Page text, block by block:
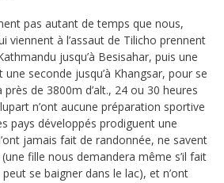
pas autant de temps que nous,
viennent à l’assaut de Tilicho prennent
jusqu’à Besisahar, puis une
une seconde jusqu’à Khangsar, pour se
de 3800m d’alt., 24 ou 30 heures
n’ont aucune préparation sportive
pays développés prodiguent une
jamais fait de randonnée, ne savent
fille nous demandera même s’il fait
se baigner dans le lac), et n’ont